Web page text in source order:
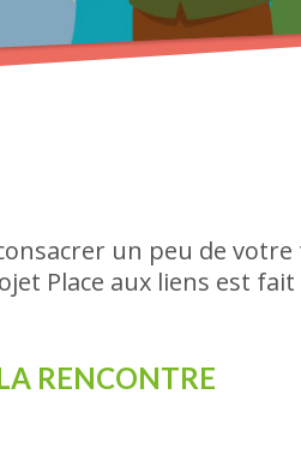
un peu de
Place aux liens est
RENCONTRE